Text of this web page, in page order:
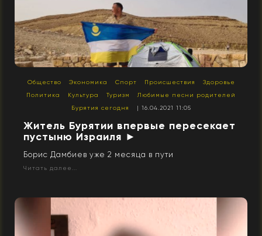
Общество Экономика Спорт Происшествия
Здоровье
Политика
Культура Туризм
Любимые песни родителей
Бурятия сегодня
| 16.04.2021 11:05
Житель Бурятии впервые пересекает
пустыню Израиля ►
Борис Дамбиев уже 2 месяца в пути
Читать далее...